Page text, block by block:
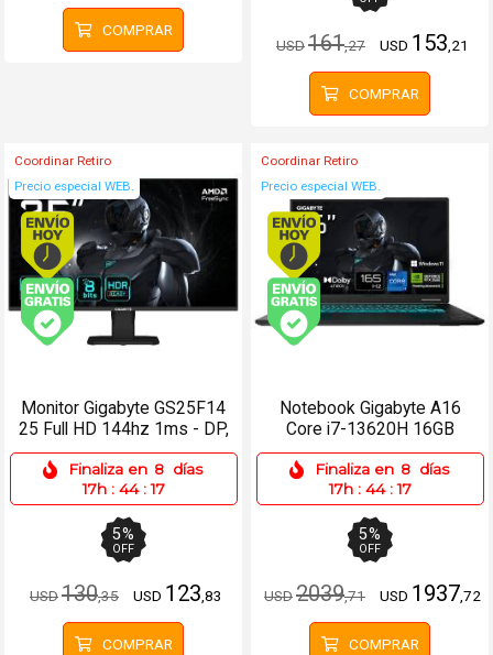
COMPRAR
USD161,27 USD 153 ,21
COMPRAR
Coordinar Retiro
Precio especial WEB.
Envío hoy. Comprando antes de 13Hs.
Envío gratis (Ver Envíos y Pagos)
Monitor Gigabyte GS25F14
25 Full HD 144hz 1ms - DP,
HDMI
Finaliza en 8 días
17h : 44 : 17
5%
OFF
USD130,35 USD 123 ,83
COMPRAR
Coordinar Retiro
Precio especial WEB.
Envío hoy.
Notebook Gigabyte A16
Core i7-13620H 16GB
512SSD RTX5050 8GB
Finaliza en 8 días
17h : 44 : 17
5%
OFF
USD2039,71 USD 1937,72
COMPRAR